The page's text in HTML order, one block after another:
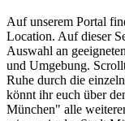
Auf unserem Portal
Location. Auf dieser
Auswahl an
und Umgebung.
Ruhe durch die
könnt ihr euch über
München" alle